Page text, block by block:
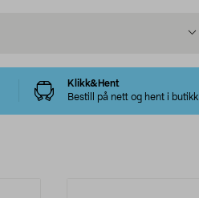
Klikk&Hent
Bestill på nett og hent i butikk